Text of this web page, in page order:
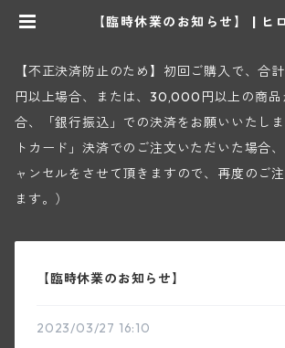
【臨時休業のお知らせ】 | ヒ
【不正決済防止のため】初回ご購入で、合
円以上場合、または、30,000円以上の商品
合、「銀行振込」での決済をお願いいたし
トカード」決済でのご注文いただいた場合
ャンセルをさせて頂きますので、再度のご
ます。）
【臨時休業のお知らせ】
2023/03/27 16:10